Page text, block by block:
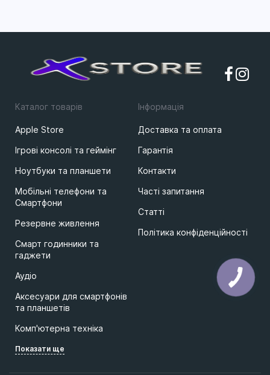
Каталог товарів
Apple Store
Ігрові консолі та геймінг
Ноутбуки та планшети
Мобільні телефони та
Смартфони
Резервне живлення
Смарт годинники та
гаджети
Аудіо
Аксесуари для смартфонів
та планшетів
Комп'ютерна техніка
Показати ще
Iнформацiя
Доставка та оплата
Гарантія
Контакти
Часті запитання
Статті
Політика конфіденційності
КНОПКА
ЗВ'ЯЗКУ